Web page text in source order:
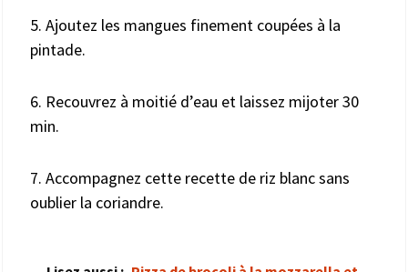
5. Ajoutez les mangues finement coupées à la
pintade.
6. Recouvrez à moitié d’eau et laissez mijoter 30
min.
7. Accompagnez cette recette de riz blanc sans
oublier la coriandre.